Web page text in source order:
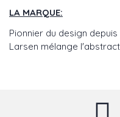
LA MARQUE:
Pionnier du design
Larsen mélange